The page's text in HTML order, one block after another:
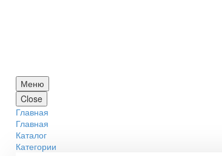
Меню
Close
Главная
Главная
Каталог
Категории